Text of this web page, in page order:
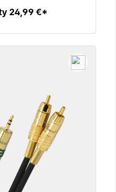
24,99 €*